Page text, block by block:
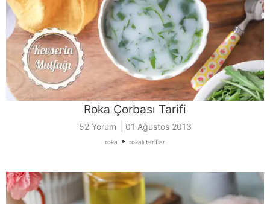
Roka Çorbası Tarifi
52 Yorum 01 Ağustos 2013
roka • rokalı tarifler